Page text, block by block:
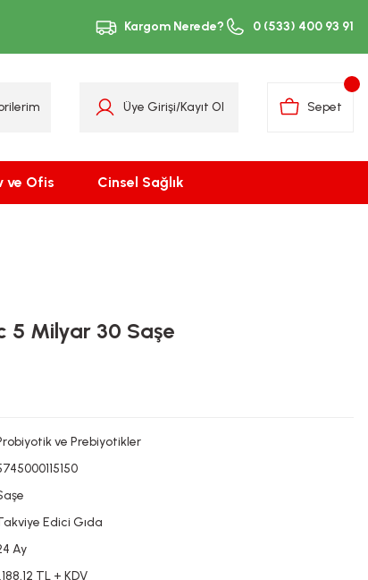
Kargom Nerede? 0 (533) 400 93 91
Üye Girişi/Kayıt Ol Sepet
ve Ofis Cinsel Sağlık
5 Milyar 30 Saşe
ve Prebiyotikler
Edici Gıda
Ay
TL + KDV